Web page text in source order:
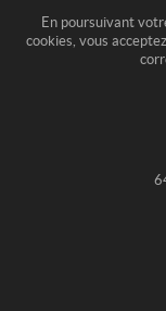
En poursuivant
cookies, vous